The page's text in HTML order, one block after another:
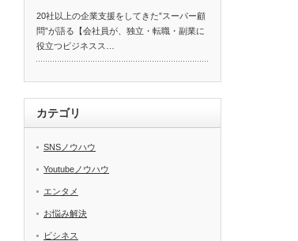
20社以上の企業支援をしてきた”スーパー顧
問”が語る【会社員が、独立・転職・副業に
役立つビジネスス…
カテゴリ
SNSノウハウ
Youtubeノウハウ
エンタメ
お悩み解決
ビシネス